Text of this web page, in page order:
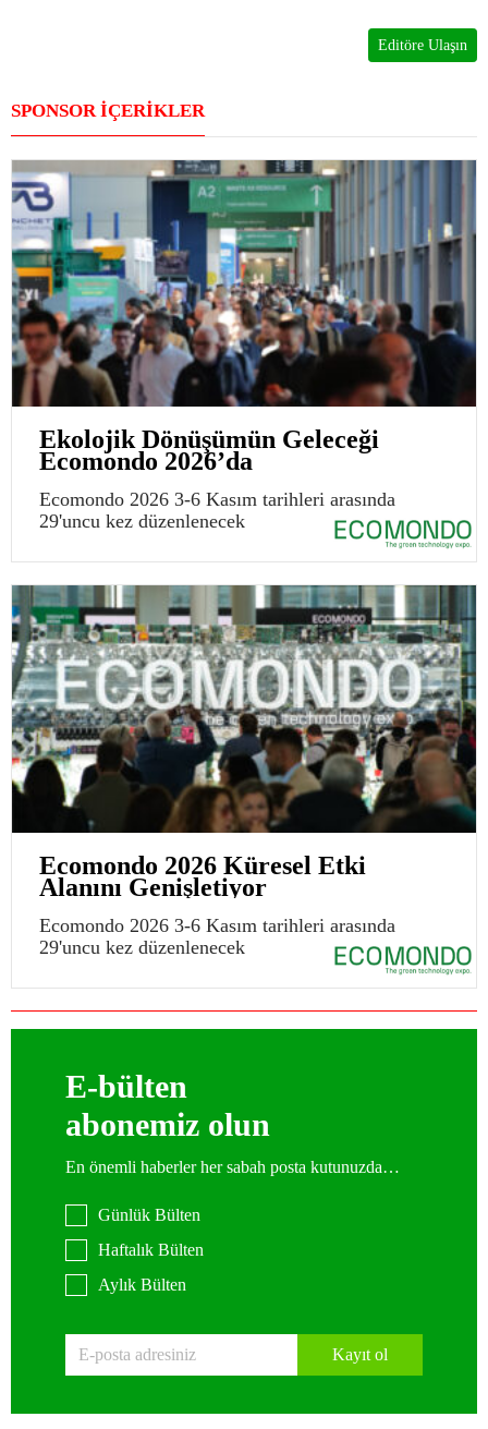
Editöre Ulaşın
SPONSOR İÇERİKLER
Ekolojik Dönüşümün Geleceği
Ecomondo 2026’da
Ecomondo 2026 3-6 Kasım tarihleri arasında
29'uncu kez düzenlenecek
Ecomondo 2026 Küresel Etki
Alanını Genişletiyor
Ecomondo 2026 3-6 Kasım tarihleri arasında
29'uncu kez düzenlenecek
E-bülten
abonemiz olun
En önemli haberler her sabah posta kutunuzda…
Günlük Bülten
Haftalık Bülten
Aylık Bülten
Kayıt ol